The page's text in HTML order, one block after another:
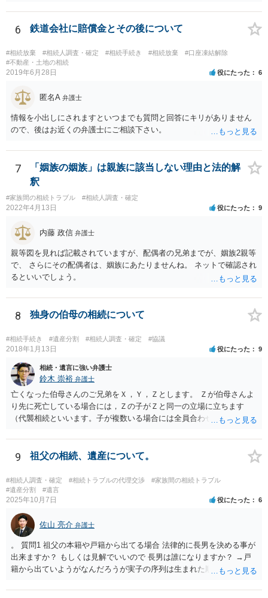
ん。 また，不動産の名義を移転するためには，遺産分割協議書への署
名捺印を得る必要があります。 したがって，残念ながら，「ＡＢＣ間
の遺産分割協議が有効に成立している」という前提に基づく主張は困
難と思われます。 「ＡＢＣ間の遺産分割協議は未了のまま，ＡとＢが
死亡し，二次相続が発生した」という前提に基づいて協議を進める必
要があります。 もちろん，Ｃの立場としては，ＡＢＣ間の遺産分割協
人は応じない姿勢を示していることから，実現は困難だと思います。
しどころ）としては，譲歩することを甘受しなければならないかもし
れません。
6 鉄道会社に賠償金とその後について
#相続放棄 #相続人調査・確定 #相続手続き #相続放棄
#口座凍結解除
#不動産・土地の相続
2019年6月28日 役にたった 6
匿名A 弁護士
情報を小出しにされますといつまでも質問と回答にキリがありません
ので、後はお近くの弁護士にご相談下さい。
7
「姻族の姻族」は親族に該当しない理由と法的解
釈
#家族間の相続トラブル #相続人調査・確定
2022年4月13日 役にたった 9
内藤 政信 弁護士
親等図を見れば記載されていますが、配偶者の兄弟までが、姻族2親等
で、 さらにその配偶者は、姻族にあたりませんね。 ネットで確認され
るといいでしょう。
8 独身の伯母の相続について
#相続手続き #遺産分割 #相続人調査・確定 #協議
2018年1月13日 役にたった 9
相続・遺言に強い弁護士
鈴木 崇裕 弁護士
亡くなった伯母さんのご兄弟をＸ，Ｙ，Ｚとします。 Ｚが伯母さんよ
り先に死亡している場合には，Ｚの子がＺと同一の立場に立ちます
（代襲相続といいます。子が複数いる場合には全員合わせてＺと同一
つの相続分を有していますので， そのことを前提として，遺産分割協
議をすることになります（必ずしも３分の１ずつにしなくても，合意
ができれば構いません。）。 今後の対応としては， ①伯母さんの相続
財産（遺産）の全容を整理する（預貯金，有価証券，不動産等の有無
を調べることになります。） ②相続財産に照らし，相続税の申告の準
備をする（税理士の先生にご相談ください。） ③遺産分割協議をする
（ご本人同士で行っても構いませんし，弁護士に相談することもよろ
しいと思います。） ことになります。
9 祖父の相続、遺産について。
#相続人調査・確定 #相続トラブルの代理交渉
#家族間の相続トラブル
#遺産分割
#遺言
2025年10月7日 役にたった 6
佐山 亮介 弁護士
。 質問1 祖父の本籍や戸籍から出てる場合 法律的に長男を決める事が
出来ますか？ もしくは見解でいいので 長男は誰になりますか？ →戸
籍から出ていようがなんだろうが実子の序列は生まれた順ですから、
書が腹違いの長男に向けてある場合 書かれてる内容が最優先にされる